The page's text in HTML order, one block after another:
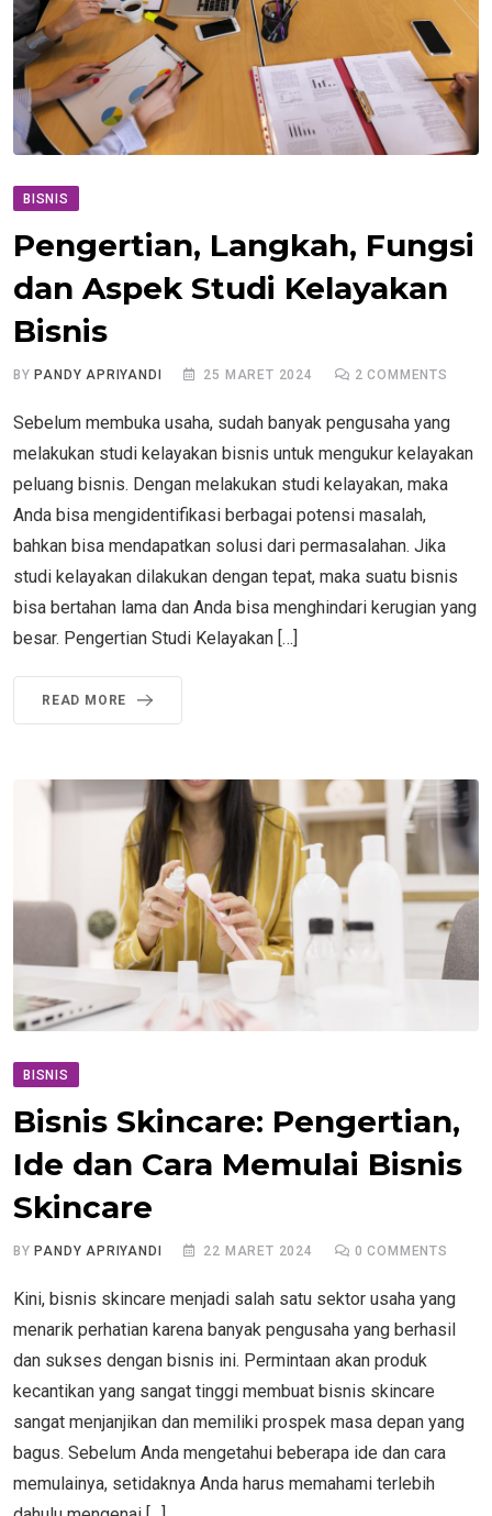
BISNIS
Pengertian, Langkah, Fungsi
dan Aspek Studi Kelayakan
Bisnis
BYPANDY APRIYANDI 25 MARET 2024 2 COMMENTS
Sebelum membuka usaha, sudah banyak pengusaha yang
melakukan studi kelayakan bisnis untuk mengukur kelayakan
peluang bisnis. Dengan melakukan studi kelayakan, maka
Anda bisa mengidentifikasi berbagai potensi masalah,
bahkan bisa mendapatkan solusi dari permasalahan. Jika
studi kelayakan dilakukan dengan tepat, maka suatu bisnis
bisa bertahan lama dan Anda bisa menghindari kerugian yang
besar. Pengertian Studi Kelayakan […]
READ MORE
BISNIS
Bisnis Skincare: Pengertian,
Ide dan Cara Memulai Bisnis
Skincare
BY PANDY APRIYANDI 22 MARET 2024 0 COMMENTS
Kini, bisnis skincare menjadi salah satu sektor usaha yang
menarik perhatian karena banyak pengusaha yang berhasil
dan sukses dengan bisnis ini. Permintaan akan produk
kecantikan yang sangat tinggi membuat bisnis skincare
sangat menjanjikan dan memiliki prospek masa depan yang
bagus. Sebelum Anda mengetahui beberapa ide dan cara
memulainya, setidaknya Anda harus memahami terlebih